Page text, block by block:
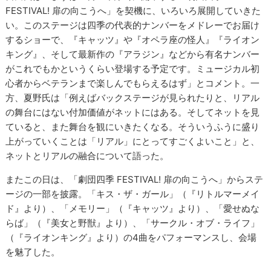
FESTIVAL! 扉の向こうへ」を契機に、いろいろ展開していきた
い。このステージは四季の代表的ナンバーをメドレーでお届け
するショーで、『キャッツ』や『オペラ座の怪人』『ライオン
キング』、そして最新作の『アラジン』などから有名ナンバー
がこれでもかというくらい登場する予定です。ミュージカル初
心者からベテランまで楽しんでもらえるはず」とコメント。一
方、夏野氏は「例えばバックステージが見られたりと、リアル
の舞台にはない付加価値がネットにはある。そしてネットを見
ていると、また舞台を観にいきたくなる。そういうふうに盛り
上がっていくことは「リアル」にとってすごくよいこと」と、
ネットとリアルの融合について語った。
またこの日は、「劇団四季 FESTIVAL! 扉の向こうへ」からステ
ージの一部を披露。「キス・ザ・ガール」（『リトルマーメイ
ド』より）、「メモリー」（『キャッツ』より）、「愛せぬな
らば」（『美女と野獣』より）、「サークル・オブ・ライフ」
（『ライオンキング』より）の4曲をパフォーマンスし、会場
を魅了した。